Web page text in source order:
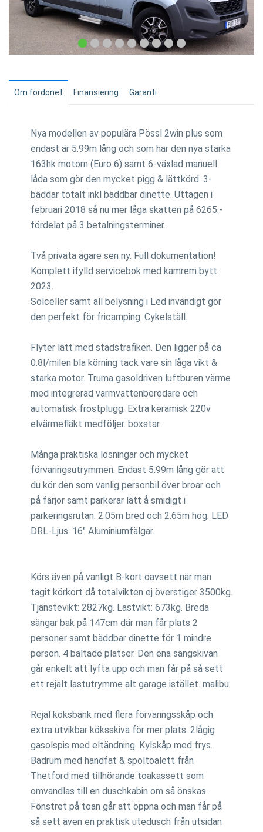
Om fordonet Finansiering Garanti
Nya modellen av populära Pössl 2win plus som
endast är 5.99m lång och som har den nya starka
163hk motorn (Euro 6) samt 6-växlad manuell
låda som gör den mycket pigg & lättkörd. 3-
bäddar totalt inkl bäddbar dinette. Uttagen i
februari 2018 så nu mer låga skatten på 6265:-
fördelat på 3 betalningsterminer.
Två privata ägare sen ny. Full dokumentation!
Komplett ifylld servicebok med kamrem bytt
2023.
Solceller samt all belysning i Led invändigt gör
den perfekt för fricamping. Cykelställ.
Flyter lätt med stadstrafiken. Den ligger på ca
0.8l/milen bla körning tack vare sin låga vikt &
starka motor. Truma gasoldriven luftburen värme
med integrerad varmvattenberedare och
automatisk frostplugg. Extra keramisk 220v
elvärmefläkt medföljer. boxstar.
Många praktiska lösningar och mycket
förvaringsutrymmen. Endast 5.99m lång gör att
du kör den som vanlig personbil över broar och
på färjor samt parkerar lätt å smidigt i
parkeringsrutan. 2.05m bred och 2.65m hög. LED
DRL-Ljus. 16" Aluminiumfälgar.
Körs även på vanligt B-kort oavsett när man
tagit körkort då totalvikten ej överstiger 3500kg.
Tjänstevikt: 2827kg. Lastvikt: 673kg. Breda
sängar bak på 147cm där man får plats 2
personer samt bäddbar dinette för 1 mindre
person. 4 bältade platser. Den ena sängskivan
går enkelt att lyfta upp och man får på så sett
ett rejält lastutrymme alt garage istället. malibu
Rejäl köksbänk med flera förvaringsskåp och
extra utvikbar köksskiva för mer plats. 2lågig
gasolspis med eltändning. Kylskåp med frys.
Badrum med handfat & spoltoalett från
Thetford med tillhörande toakassett som
omvandlas till en duschkabin om så önskas.
Fönstret på toan går att öppna och man får på
så sett även en praktisk utedusch från utsidan